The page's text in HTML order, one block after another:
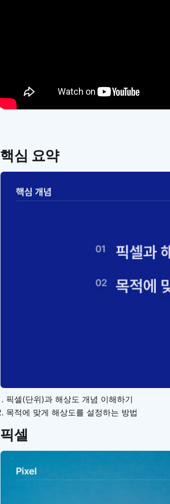
핵심 요약
픽셀(단위)과 해상도 개념 이해하기
목적에 맞게 해상도를 설정하는 방법
픽셀